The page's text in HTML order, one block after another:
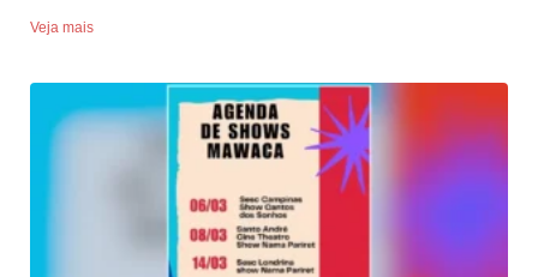
Veja mais